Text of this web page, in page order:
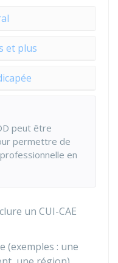
et plus
peut être
permettre de
en
un CUI-CAE
(exemples : une